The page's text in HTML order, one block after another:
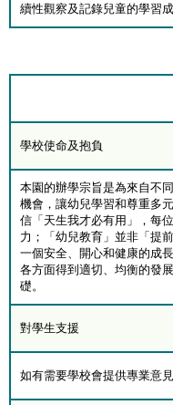
續性觀察及記錄兒童的學習成
學校使命及抱負
本園的辦學宗旨是為來自不
機會，讓幼兒學習和尊重多
信「天生我才必有用」，每
力；「幼兒教育」並非「提
一個安全、開心和健康的成
各方面得到適切、均衡的發
礎。
對學生支援
如有需要學校會提供專業意見